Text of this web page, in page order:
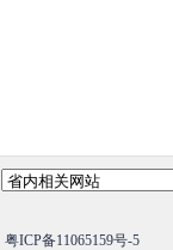
粤ICP备11065159号-5